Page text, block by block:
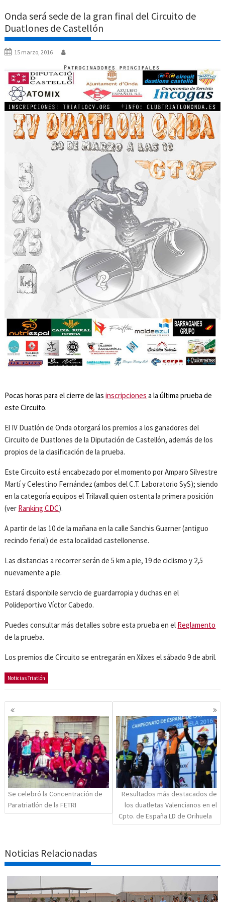
Onda será sede de la gran final del Circuito de
Duatlones de Castellón
15 marzo, 2016
Pocas horas para el cierre de lasinscripciones a la última prueba de
este Circuito.
El IV Duatlón de Onda otorgará los premios a los ganadores del
Circuito de Duatlones de la Diputación de Castellón, además de los
propios de la clasificación de la prueba.
Este Circuito está encabezado por el momento por Amparo Silvestre
Martí y Celestino Fernández (ambos del C.T. Laboratorio SyS); siendo
en la categoría equipos el Trilavall quien ostenta la primera posición
(ver Ranking CDC).
A partir de las 10 de la mañana en la calle Sanchis Guarner (antiguo
recindo ferial) de esta localidad castellonense.
Las distancias a recorrer serán de 5 km a pie, 19 de ciclismo y 2,5
nuevamente a pie.
Estará disponbile servcio de guardarropia y duchas en el
Polideportivo Víctor Cabedo.
Puedes consultar más detalles sobre esta prueba en el Reglamento
de la prueba.
Los premios dle Circuito se entregarán en Xilxes el sábado 9 de abril.
Noticias Triatlón
Navegación
de
entradas
Se celebró la Concentración de
Paratriatlón de la FETRI
Resultados más destacados de
los duatletas Valencianos en el
Cpto. de España LD de Orihuela
Noticias Relacionadas